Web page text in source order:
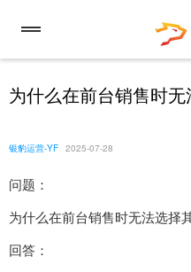
为什么在前台销售时
银豹运营-YF 2025-07-28
问题：
为什么在前台销售时无法选择
回答：